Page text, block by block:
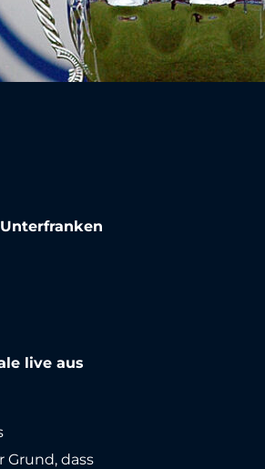
live aus
dass